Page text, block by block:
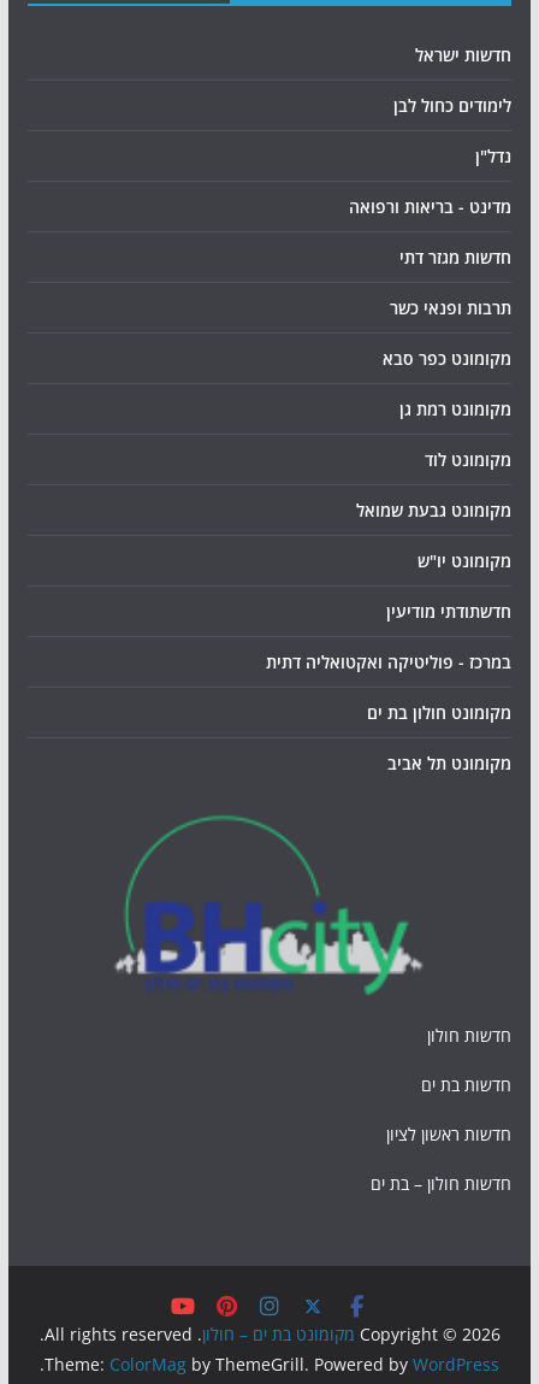
חדשות ישראל
לימודים כחול לבן
נדל"ן
מדינט - בריאות ורפואה
חדשות מגזר דתי
תרבות ופנאי כשר
מקומונט כפר סבא
מקומונט רמת גן
מקומונט לוד
מקומונט גבעת שמואל
מקומונט יו"ש
חדשתודתי מודיעין
במרכז - פוליטיקה ואקטואליה דתית
מקומונט חולון בת ים
מקומונט תל אביב
חדשות חולון
חדשות בת ים
חדשות ראשון לציון
חדשות חולון – בת ים
Copyright © 2026 מקומונט בת ים – חולון. All rights reserved.
Theme: ColorMag by ThemeGrill. Powered byWordPress
.